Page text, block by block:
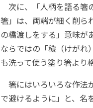
次に、「人柄を語る箸
箸」は、両端が細く削ら
の橋渡しをする」意味が
ならではの「穢（けがれ
も洗って使う塗り箸より
箸にはいろいろな作法
で避けるように」と、名